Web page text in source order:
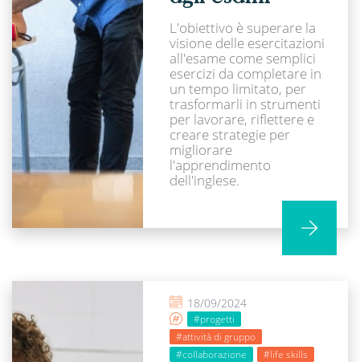
L'obiettivo è superare la
visione delle esercitazioni
all'esame come semplici
esercizi da completare in
un tempo limitato, per
trasformarli in strumenti
per lavorare, riflettere e
creare strategie per
migliorare
l'apprendimento
dell'inglese.
18/09/2024
#progetti
#attività di gruppo
#collaborazione
#life skills